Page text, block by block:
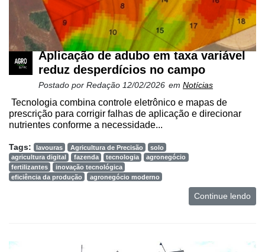
Tecprime
Agro
Lean
Way
Consulting
Manager
ONE
CHB
Aplicação de adubo em taxa variável
reduz desperdícios no campo
Postado por Redação 12/02/2026 em Notícias
Tecnologia combina controle eletrônico e mapas de
prescrição para corrigir falhas de aplicação e direcionar
nutrientes conforme a necessidade...
Tags: lavouras Agricultura de Precisão
solo
agricultura digital
fazenda tecnologia
agronegócio
fertilizantes
inovação tecnológica
eficiência da produção
agronegócio moderno
Continue lendo